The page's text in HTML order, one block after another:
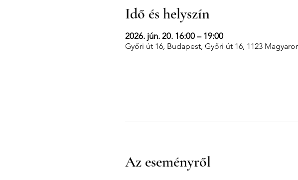
Idő és helyszín
2026. jún. 20. 16:00 – 19:00
Győri út 16, Budapest, Győri út 16, 1123
Az eseményről